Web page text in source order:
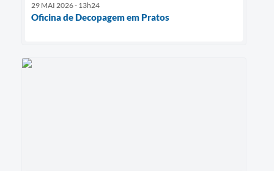
29 MAI 2026 - 13h24
Oficina de Decopagem em Pratos